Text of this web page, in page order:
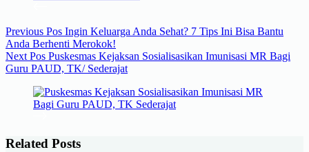
Previous Pos Ingin Keluarga Anda Sehat? 7 Tips Ini Bisa Bantu
Anda Berhenti Merokok!
Next Pos Puskesmas Kejaksan Sosialisasikan Imunisasi MR Bagi
Guru PAUD, TK/ Sederajat
Related Posts